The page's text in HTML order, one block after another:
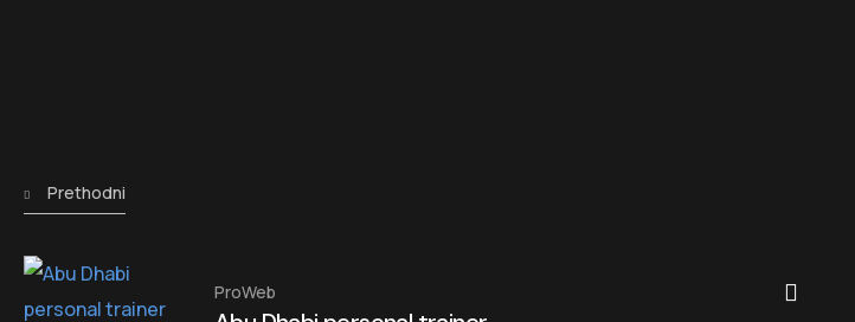
Prethodni
ProWeb